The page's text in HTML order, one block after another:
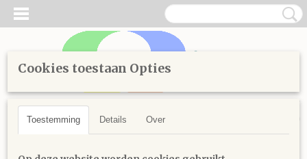
Inloggen Registreren
UW WINKELWAGEN
Cookies toestaan Opties
Toestemming Details Over